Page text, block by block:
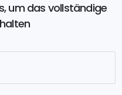
um das vollständige